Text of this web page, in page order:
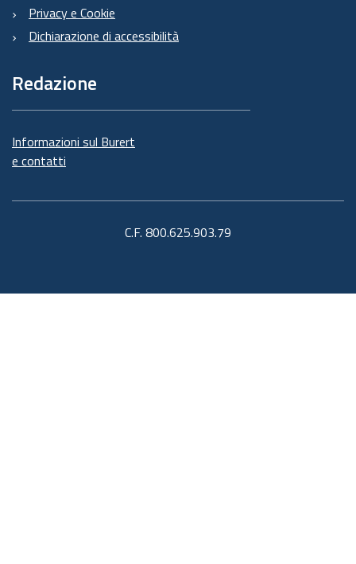
Privacy e Cookie
Dichiarazione di accessibilità
Redazione
Informazioni sul Burert
e contatti
C.F. 800.625.903.79